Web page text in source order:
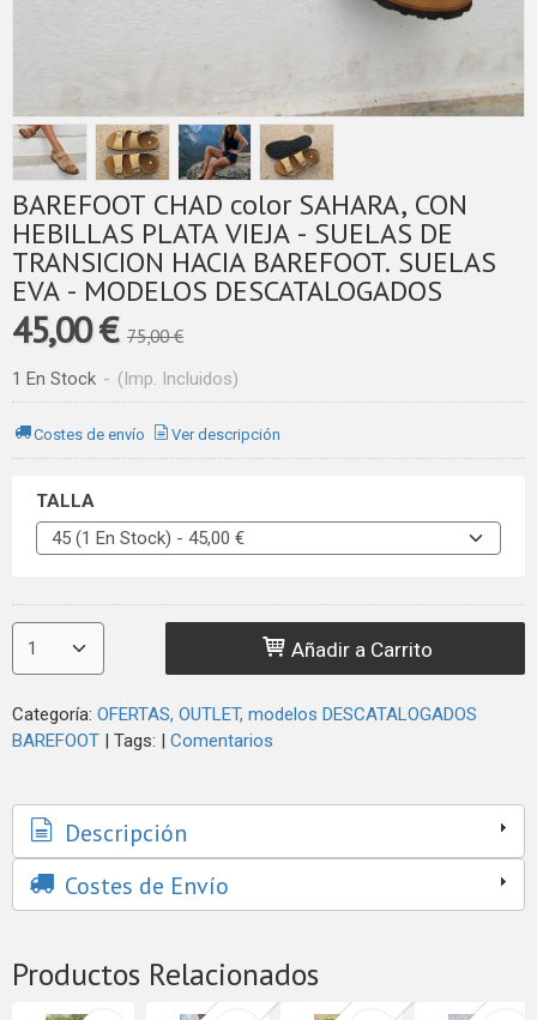
BAREFOOT CHAD color SAHARA, CON
HEBILLAS PLATA VIEJA - SUELAS DE
TRANSICION HACIA BAREFOOT. SUELAS
EVA - MODELOS DESCATALOGADOS
45,00 € 75,00 €
1 En Stock - (Imp. Incluidos)
Costes de envío Ver descripción
TALLA
Añadir a Carrito
Categoría: OFERTAS, OUTLET, modelos DESCATALOGADOS
BAREFOOT | Tags: | Comentarios
Descripción
Costes de Envío
Productos Relacionados